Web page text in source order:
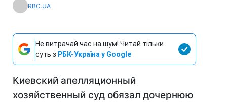
RBC.UA
Не витрачай час на шум! Читай тільки
суть з РБК-Україна у Google
Киевский апелляционный
хозяйственный суд обязал дочернюю